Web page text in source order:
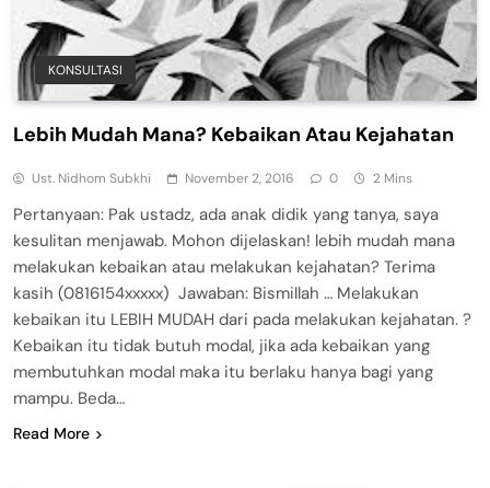
KONSULTASI
Lebih Mudah Mana? Kebaikan Atau Kejahatan
Ust. Nidhom Subkhi November 2, 2016 0 2 Mins
Pertanyaan: Pak ustadz, ada anak didik yang tanya, saya
kesulitan menjawab. Mohon dijelaskan! lebih mudah mana
melakukan kebaikan atau melakukan kejahatan? Terima
kasih (0816154xxxxx) Jawaban: Bismillah … Melakukan
kebaikan itu LEBIH MUDAH dari pada melakukan kejahatan. ?
Kebaikan itu tidak butuh modal, jika ada kebaikan yang
membutuhkan modal maka itu berlaku hanya bagi yang
mampu. Beda…
Read More